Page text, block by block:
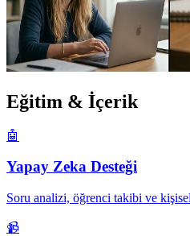
Eğitim & İçerik
🤖
Yapay Zeka Desteği
Soru analizi, öğrenci takibi ve
📹